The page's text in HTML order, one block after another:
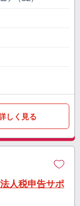
しく見る
人税申告サポ